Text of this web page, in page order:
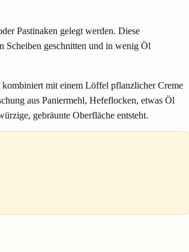
Pastinaken gelegt werden. Diese
Scheiben geschnitten und in wenig Öl
kombiniert mit einem Löffel pflanzlicher Creme
aus Paniermehl, Hefeflocken, etwas Öl
gebräunte Oberfläche entsteht.